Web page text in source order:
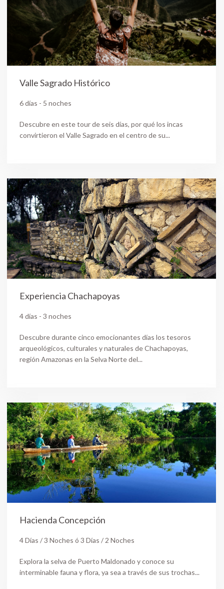
Valle Sagrado Histórico
6 días - 5 noches
Descubre en este tour de seis días, por qué los incas
convirtieron el Valle Sagrado en el centro de su...
Experiencia Chachapoyas
4 días - 3 noches
Descubre durante cinco emocionantes días los tesoros
arqueológicos, culturales y naturales de Chachapoyas,
región Amazonas en la Selva Norte del...
Hacienda Concepción
4 Días / 3 Noches ó 3 Días / 2 Noches
Explora la selva de Puerto Maldonado y conoce su
interminable fauna y flora, ya sea a través de sus trochas...